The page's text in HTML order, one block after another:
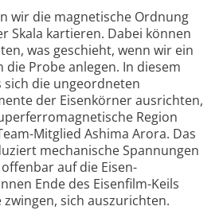
wir die magnetische Ordnung
Skala kartieren. Dabei können
was geschieht, wenn wir ein
die Probe anlegen. In diesem
sich die ungeordneten
der Eisenkörner ausrichten,
Region
Mitglied Ashima Arora. Das
mechanische Spannungen
auf die Eisen-
Ende des Eisenfilm-Keils
sich auszurichten.